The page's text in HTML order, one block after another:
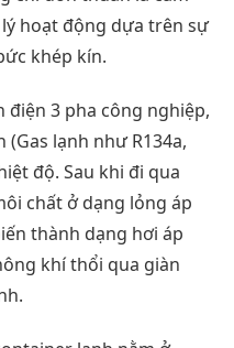
lý hoạt động dựa trên sự
khép kín.
3 pha công nghiệp,
lạnh như R134a,
độ. Sau khi đi qua
chất ở dạng lỏng áp
thành dạng hơi áp
khí thổi qua giàn